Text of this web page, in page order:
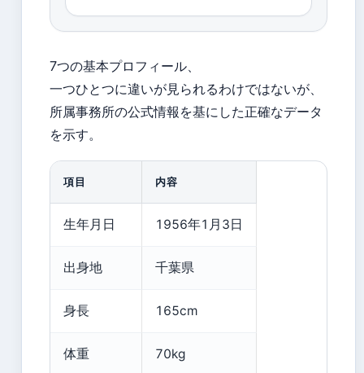
7つの基本プロフィール、
一つひとつに違いが見られるわけではないが、
所属事務所の公式情報を基にした正確なデータ
を示す。
項目 内容
生年月日 1956年1月3日
出身地 千葉県
身長 165cm
体重 70kg